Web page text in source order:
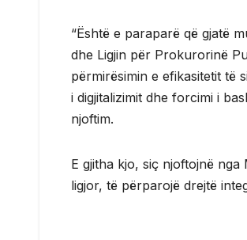
“Është e paraparë që gjatë
dhe Ligjin për Prokurorinë
përmirësimin e efikasitetit të
i digjitalizimit dhe forcimi i
njoftim.
E gjitha kjo, siç njoftojnë nga
ligjor, të përparojë drejtë